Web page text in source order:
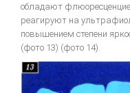
обладают
реагируют на
повышением степени
(фото 13) (фото 14).